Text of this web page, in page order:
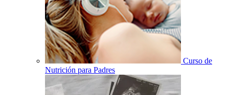
Curso de
Nutrición para Padres